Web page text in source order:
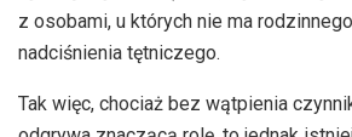
z osobami, u których nie ma
nadciśnienia tętniczego.
Tak więc, chociaż bez wątpienia